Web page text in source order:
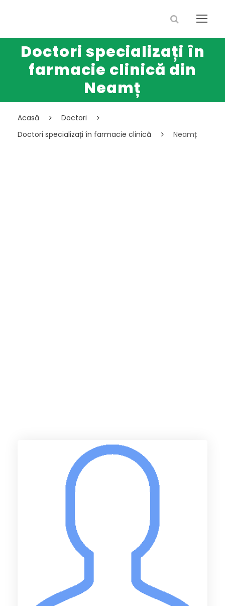
Doctori specializați în
farmacie clinică din
Neamț
Acasă
Doctori
Doctori specializați în farmacie clinică
Neamț